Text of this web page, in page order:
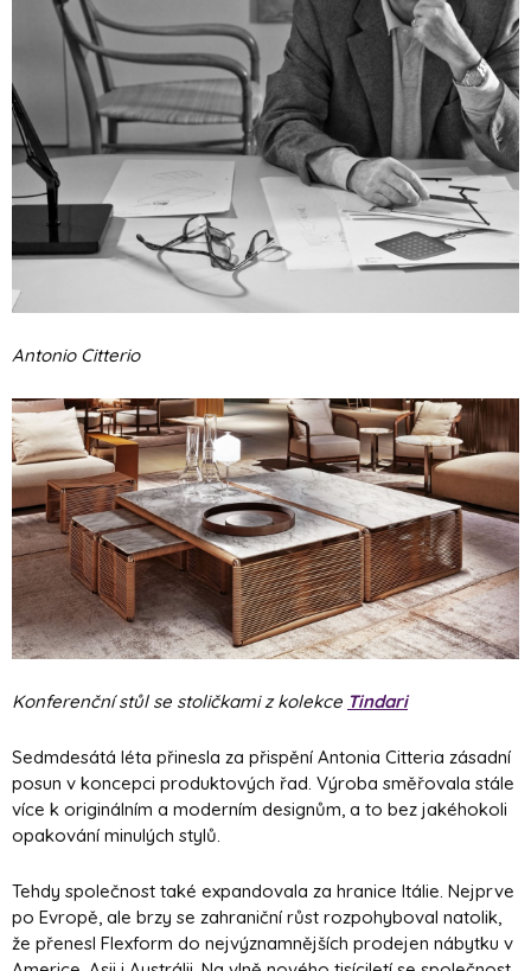
Antonio Citterio
Konferenční stůl se stoličkami z kolekce Tindari
Sedmdesátá léta přinesla za přispění Antonia Citteria zásadní
posun v koncepci produktových řad. Výroba směřovala stále
více k originálním a moderním designům, a to bez jakéhokoli
opakování minulých stylů.
Tehdy společnost také expandovala za hranice Itálie. Nejprve
po Evropě, ale brzy se zahraniční růst rozpohyboval natolik,
že přenesl Flexform do nejvýznamnějších prodejen nábytku v